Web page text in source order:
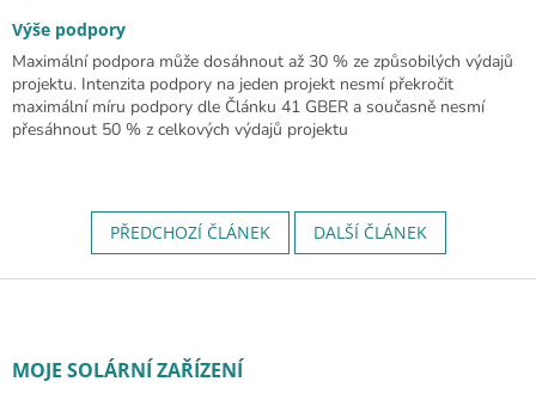
Výše podpory
Maximální podpora může dosáhnout až 30 % ze způsobilých výdajů
projektu. Intenzita podpory na jeden projekt nesmí překročit
maximální míru podpory dle Článku 41 GBER a současně nesmí
přesáhnout 50 % z celkových výdajů projektu
PŘEDCHOZÍ ČLÁNEK DALŠÍ ČLÁNEK
Zápatí
MOJE SOLÁRNÍ ZAŘÍZENÍ